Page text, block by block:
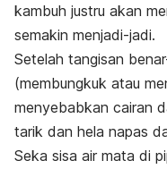
kambuh justru akan
semakin menjadi-jadi.
Setelah tangisan
(membungkuk atau
menyebabkan cairan
tarik dan hela napas
Seka sisa air mata di